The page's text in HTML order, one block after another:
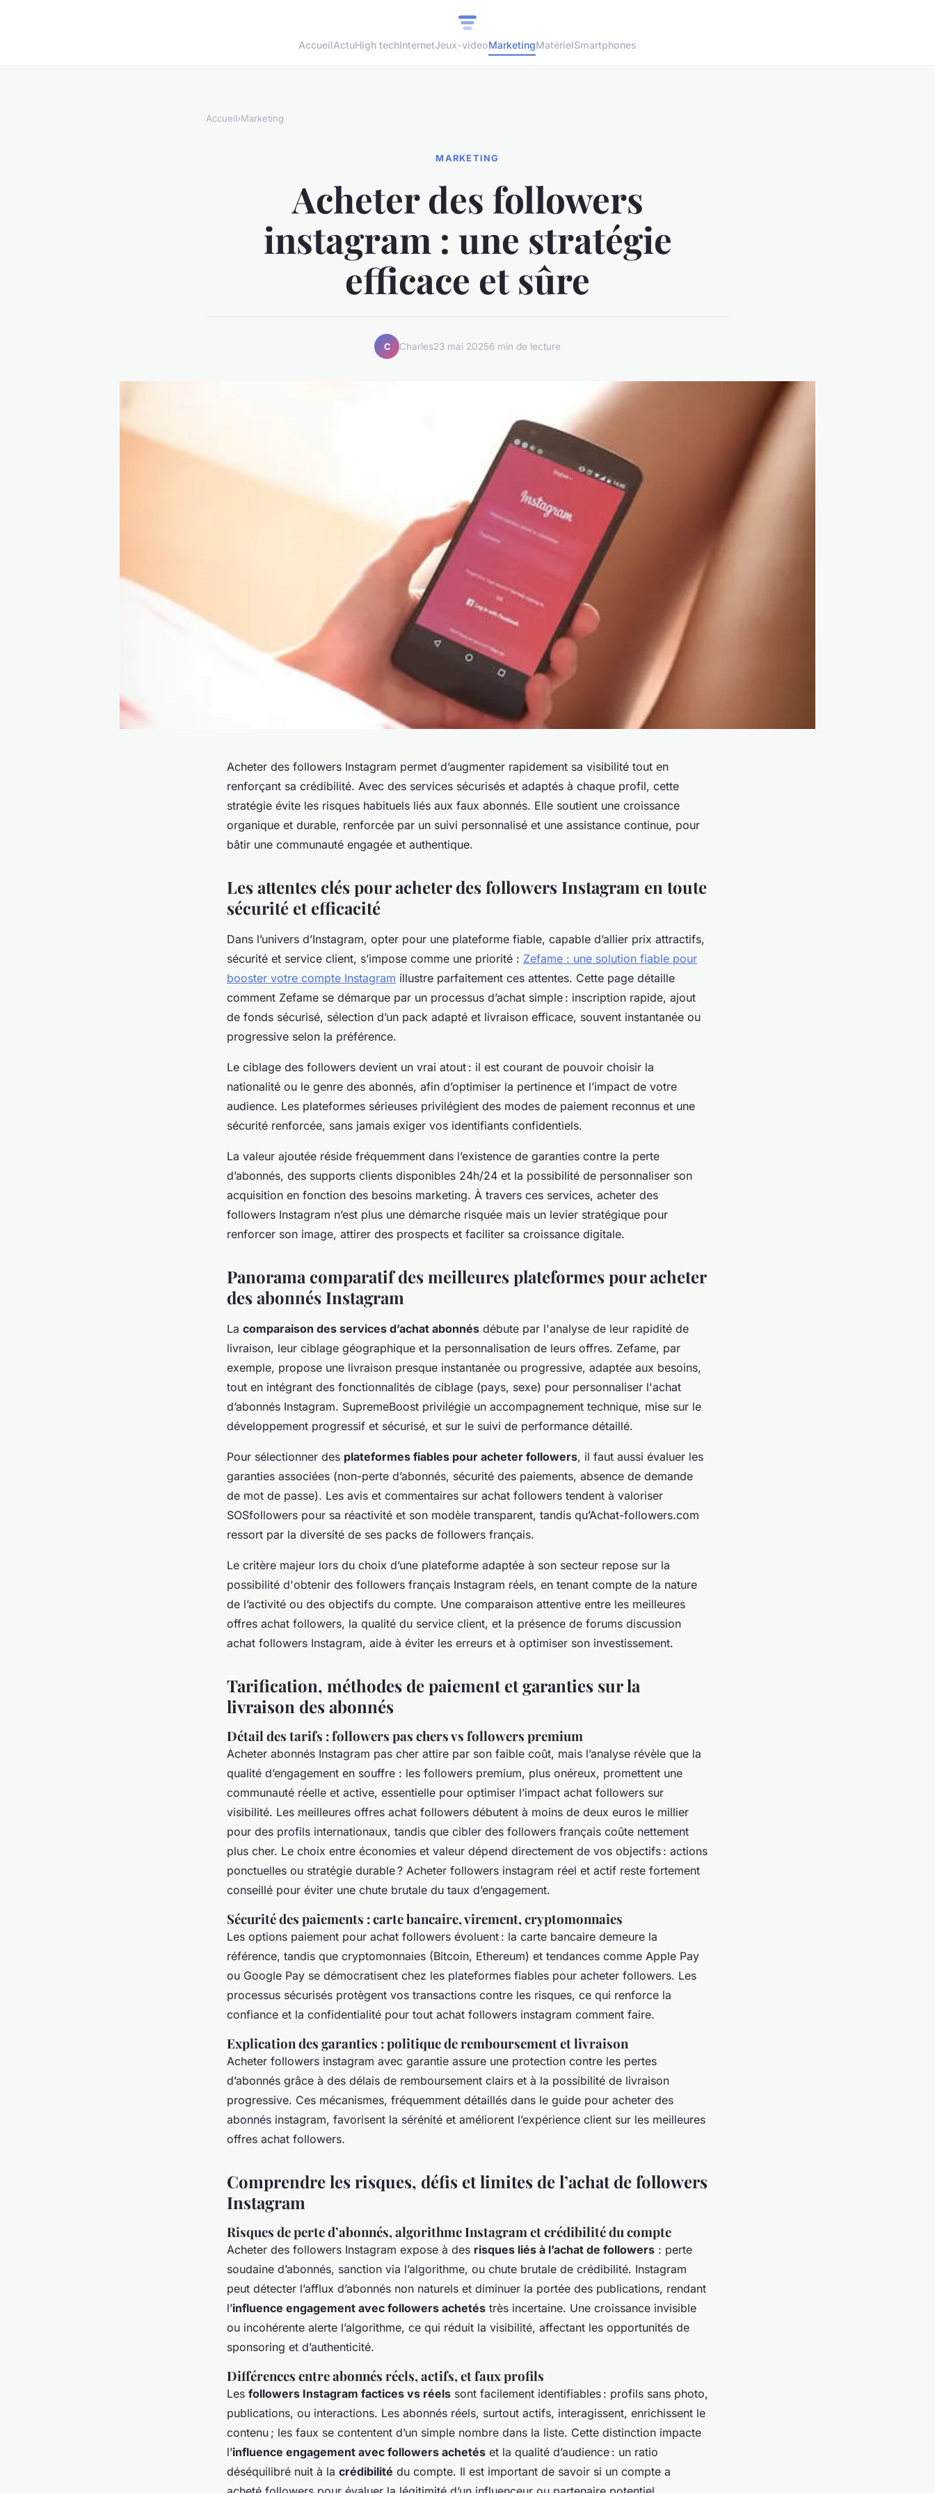
AccueilActuHigh techInternetJeux-videoMarketingMatérielSmartphones
Accueil›Marketing
MARKETING
Acheter des followers
instagram : une stratégie
efficace et sûre
C Charles23 mai 20256 min de lecture
Acheter des followers Instagram permet d’augmenter rapidement sa visibilité tout en
renforçant sa crédibilité. Avec des services sécurisés et adaptés à chaque profil, cette
stratégie évite les risques habituels liés aux faux abonnés. Elle soutient une croissance
organique et durable, renforcée par un suivi personnalisé et une assistance continue, pour
bâtir une communauté engagée et authentique.
Les attentes clés pour acheter des followers Instagram en toute
sécurité et efficacité
Dans l’univers d’Instagram, opter pour une plateforme fiable, capable d’allier prix attractifs,
sécurité et service client, s’impose comme une priorité : Zefame : une solution fiable pour
booster votre compte Instagram illustre parfaitement ces attentes. Cette page détaille
comment Zefame se démarque par un processus d’achat simple : inscription rapide, ajout
de fonds sécurisé, sélection d’un pack adapté et livraison efficace, souvent instantanée ou
progressive selon la préférence.
Le ciblage des followers devient un vrai atout : il est courant de pouvoir choisir la
nationalité ou le genre des abonnés, afin d’optimiser la pertinence et l’impact de votre
audience. Les plateformes sérieuses privilégient des modes de paiement reconnus et une
sécurité renforcée, sans jamais exiger vos identifiants confidentiels.
La valeur ajoutée réside fréquemment dans l’existence de garanties contre la perte
d’abonnés, des supports clients disponibles 24h/24 et la possibilité de personnaliser son
acquisition en fonction des besoins marketing. À travers ces services, acheter des
followers Instagram n’est plus une démarche risquée mais un levier stratégique pour
renforcer son image, attirer des prospects et faciliter sa croissance digitale.
Panorama comparatif des meilleures plateformes pour acheter
des abonnés Instagram
La comparaison des services d’achat abonnés débute par l'analyse de leur rapidité de
livraison, leur ciblage géographique et la personnalisation de leurs offres. Zefame, par
exemple, propose une livraison presque instantanée ou progressive, adaptée aux besoins,
tout en intégrant des fonctionnalités de ciblage (pays, sexe) pour personnaliser l'achat
d’abonnés Instagram. SupremeBoost privilégie un accompagnement technique, mise sur le
développement progressif et sécurisé, et sur le suivi de performance détaillé.
Pour sélectionner des plateformes fiables pour acheter followers, il faut aussi évaluer les
garanties associées (non-perte d’abonnés, sécurité des paiements, absence de demande
de mot de passe). Les avis et commentaires sur achat followers tendent à valoriser
SOSfollowers pour sa réactivité et son modèle transparent, tandis qu’Achat-followers.com
ressort par la diversité de ses packs de followers français.
Le critère majeur lors du choix d’une plateforme adaptée à son secteur repose sur la
possibilité d'obtenir des followers français Instagram réels, en tenant compte de la nature
de l’activité ou des objectifs du compte. Une comparaison attentive entre les meilleures
offres achat followers, la qualité du service client, et la présence de forums discussion
achat followers Instagram, aide à éviter les erreurs et à optimiser son investissement.
Tarification, méthodes de paiement et garanties sur la
livraison des abonnés
Détail des tarifs : followers pas chers vs followers premium
Acheter abonnés Instagram pas cher attire par son faible coût, mais l’analyse révèle que la
qualité d’engagement en souffre : les followers premium, plus onéreux, promettent une
communauté réelle et active, essentielle pour optimiser l’impact achat followers sur
visibilité. Les meilleures offres achat followers débutent à moins de deux euros le millier
pour des profils internationaux, tandis que cibler des followers français coûte nettement
plus cher. Le choix entre économies et valeur dépend directement de vos objectifs : actions
ponctuelles ou stratégie durable ? Acheter followers instagram réel et actif reste fortement
conseillé pour éviter une chute brutale du taux d’engagement.
Sécurité des paiements : carte bancaire, virement, cryptomonnaies
Les options paiement pour achat followers évoluent : la carte bancaire demeure la
référence, tandis que cryptomonnaies (Bitcoin, Ethereum) et tendances comme Apple Pay
ou Google Pay se démocratisent chez les plateformes fiables pour acheter followers. Les
processus sécurisés protègent vos transactions contre les risques, ce qui renforce la
confiance et la confidentialité pour tout achat followers instagram comment faire.
Explication des garanties : politique de remboursement et livraison
Acheter followers instagram avec garantie assure une protection contre les pertes
d’abonnés grâce à des délais de remboursement clairs et à la possibilité de livraison
progressive. Ces mécanismes, fréquemment détaillés dans le guide pour acheter des
abonnés instagram, favorisent la sérénité et améliorent l’expérience client sur les meilleures
offres achat followers.
Comprendre les risques, défis et limites de l’achat de followers
Instagram
Risques de perte d’abonnés, algorithme Instagram et crédibilité du compte
Acheter des followers Instagram expose à des risques liés à l’achat de followers : perte
soudaine d’abonnés, sanction via l’algorithme, ou chute brutale de crédibilité. Instagram
peut détecter l’afflux d’abonnés non naturels et diminuer la portée des publications, rendant
l’influence engagement avec followers achetés très incertaine. Une croissance invisible
ou incohérente alerte l’algorithme, ce qui réduit la visibilité, affectant les opportunités de
sponsoring et d’authenticité.
Différences entre abonnés réels, actifs, et faux profils
Les followers Instagram factices vs réels sont facilement identifiables : profils sans photo,
publications, ou interactions. Les abonnés réels, surtout actifs, interagissent, enrichissent le
contenu ; les faux se contentent d’un simple nombre dans la liste. Cette distinction impacte
l’influence engagement avec followers achetés et la qualité d’audience : un ratio
déséquilibré nuit à la crédibilité du compte. Il est important de savoir si un compte a